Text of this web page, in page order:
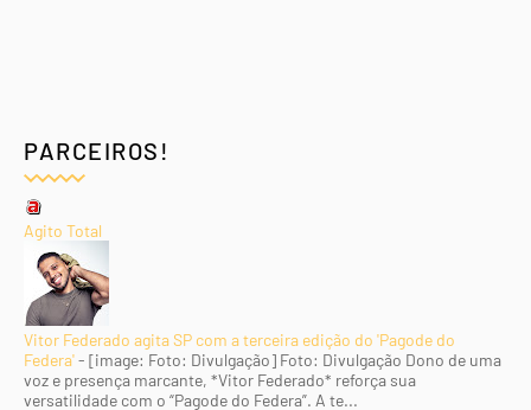
PARCEIROS!
Agito Total
Vitor Federado agita SP com a terceira edição do 'Pagode do
Federa'- [image: Foto: Divulgação] Foto: Divulgação Dono de uma
voz e presença marcante, *Vitor Federado* reforça sua
versatilidade com o “Pagode do Federa”. A te...